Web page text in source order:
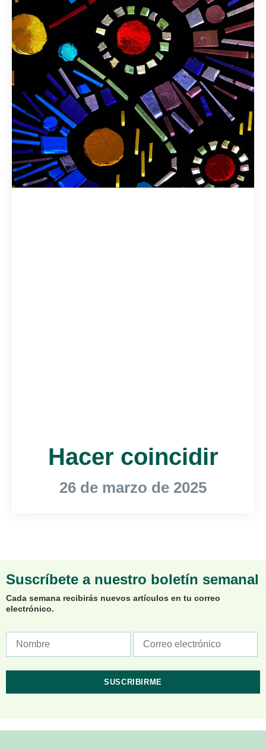
Hacer coincidir
26 de marzo de 2025
Suscríbete a nuestro boletín semanal
Cada semana recibirás nuevos artículos en tu correo
electrónico.